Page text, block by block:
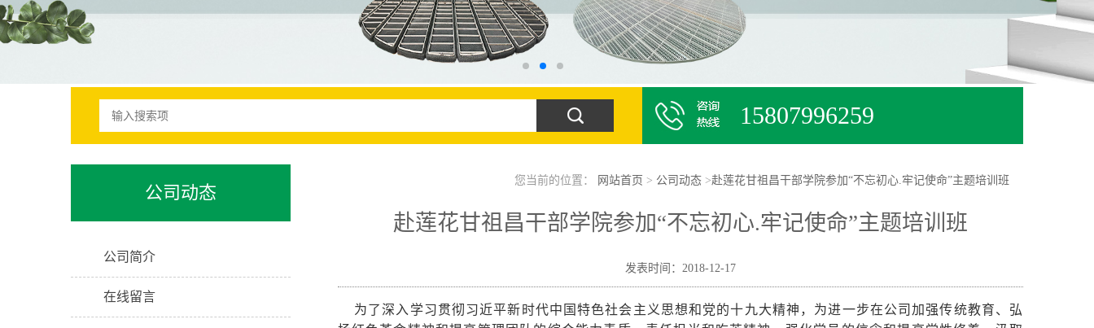
15807996259
公司动态
公司简介
在线留言
您当前的位置： 网站首页 > 公司动态 >赴莲花甘祖昌干部学院参加“不忘初心.牢记使命”主题培训班
赴莲花甘祖昌干部学院参加“不忘初心.牢记使命”主题培训班
发表时间：2018-12-17
为了深入学习贯彻习近平新时代中国特色社会主义思想和党的十九大精神， 为进一步在公司加强传统教育、弘